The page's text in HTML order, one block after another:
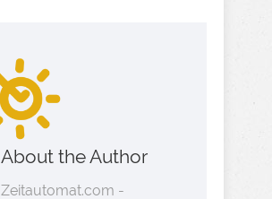
About the Author
Zeitautomat.com -